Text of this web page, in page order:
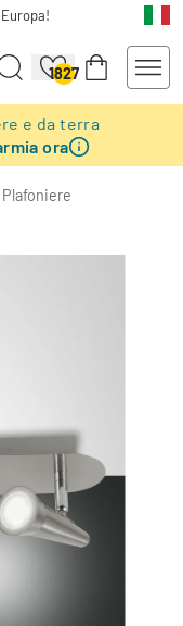
1827
e da terra
ora
Plafoniere